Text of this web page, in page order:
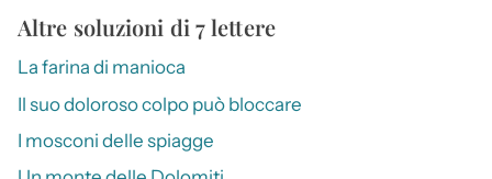
Altre soluzioni di 7 lettere
La farina di manioca
Il suo doloroso colpo può bloccare
I mosconi delle spiagge